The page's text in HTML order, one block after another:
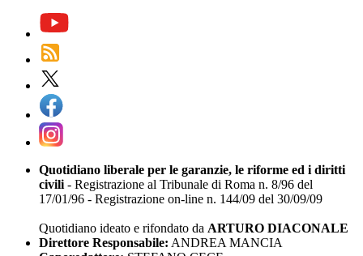
Quotidiano liberale per le garanzie, le riforme ed i diritti
civili- Registrazione al Tribunale di Roma n. 8/96 del
17/01/96 - Registrazione on-line n. 144/09 del 30/09/09
Quotidiano ideato e rifondato da ARTURO DIACONALE
Direttore Responsabile: ANDREA MANCIA